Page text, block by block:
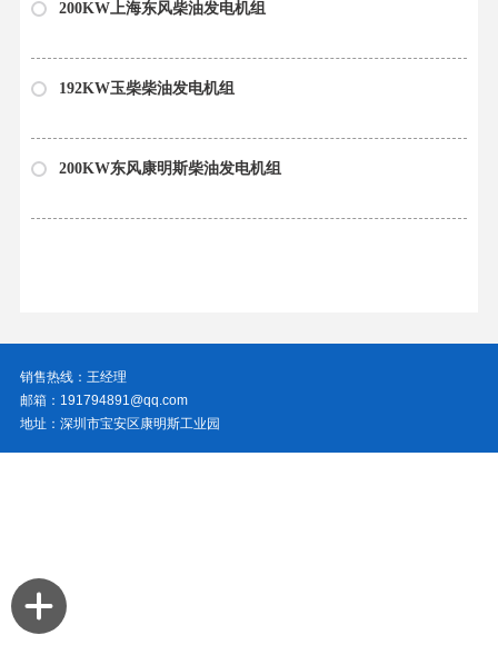
200KW上海东风柴油发电机组
192KW玉柴柴油发电机组
200KW东风康明斯柴油发电机组
销售热线：王经理
邮箱：191794891@qq.com
地址：深圳市宝安区康明斯工业园